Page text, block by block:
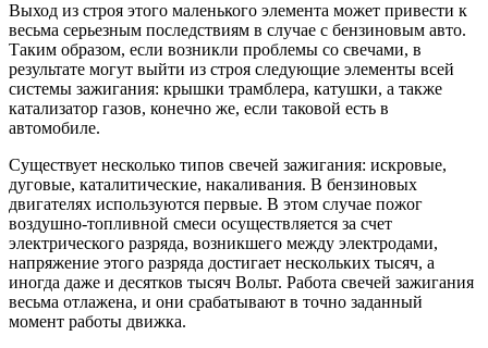
Выход из строя этого маленького элемента может привести к
весьма серьезным последствиям в случае с бензиновым авто.
Таким образом, если возникли проблемы со свечами, в
результате могут выйти из строя следующие элементы всей
системы зажигания: крышки трамблера, катушки, а также
катализатор газов, конечно же, если таковой есть в
автомобиле.
Существует несколько типов свечей зажигания: искровые,
дуговые, каталитические, накаливания. В бензиновых
двигателях используются первые. В этом случае пожог
воздушно-топливной смеси осуществляется за счет
электрического разряда, возникшего между электродами,
напряжение этого разряда достигает нескольких тысяч, а
иногда даже и десятков тысяч Вольт. Работа свечей зажигания
весьма отлажена, и они срабатывают в точно заданный
момент работы движка.